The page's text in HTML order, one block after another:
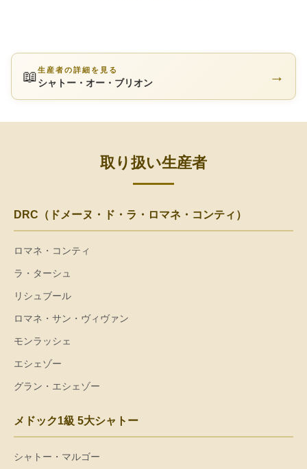
📖生産者の詳細を見る
シャトー・オー・ブリオン →
取り扱い生産者
DRC（ドメーヌ・ド・ラ・ロマネ・コンティ）
ロマネ・コンティ
ラ・ターシュ
リシュブール
ロマネ・サン・ヴィヴァン
モンラッシェ
エシェゾー
グラン・エシェゾー
メドック1級 5大シャトー
シャトー・マルゴー